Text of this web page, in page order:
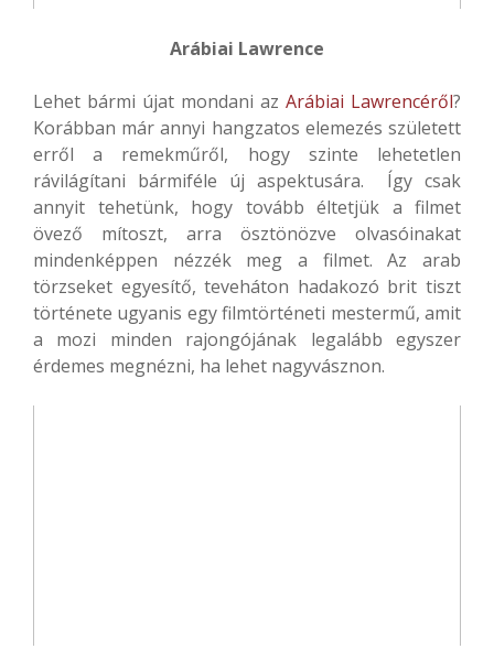
Arábiai Lawrence
Lehet bármi újat mondani az Arábiai Lawrencéről?
Korábban már annyi hangzatos elemezés született
erről a remekműről, hogy szinte lehetetlen
rávilágítani bármiféle új aspektusára. Így csak
annyit tehetünk, hogy tovább éltetjük a filmet
övező mítoszt, arra ösztönözve olvasóinakat
mindenképpen nézzék meg a filmet. Az arab
törzseket egyesítő, teveháton hadakozó brit tiszt
története ugyanis egy filmtörténeti mestermű, amit
a mozi minden rajongójának legalább egyszer
érdemes megnézni, ha lehet nagyvásznon.